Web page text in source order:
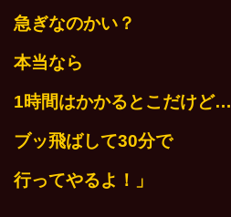
急ぎなのかい？
本当なら
1時間はかかるとこだけど…
ブッ飛ばして30分で
行ってやるよ！」